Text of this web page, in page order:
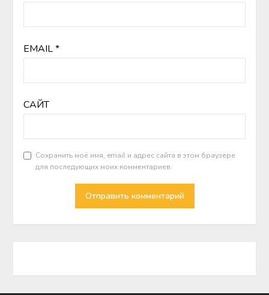
EMAIL*
САЙТ
Сохранить моё имя, email и адрес сайта в этом браузере
для последующих моих комментариев.